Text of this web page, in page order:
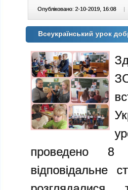
Опубліковано: 2-10-2019, 16:08 |
Всеукраїнський урок
проведено
відповідальне